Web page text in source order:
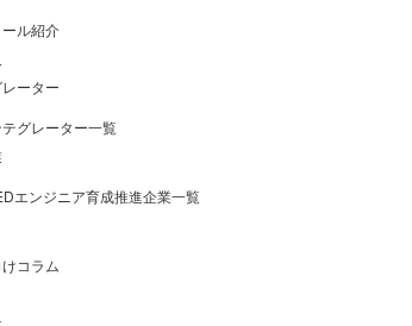
ル紹介
ーター
グレーター一覧
エンジニア育成推進企業一覧
コラム